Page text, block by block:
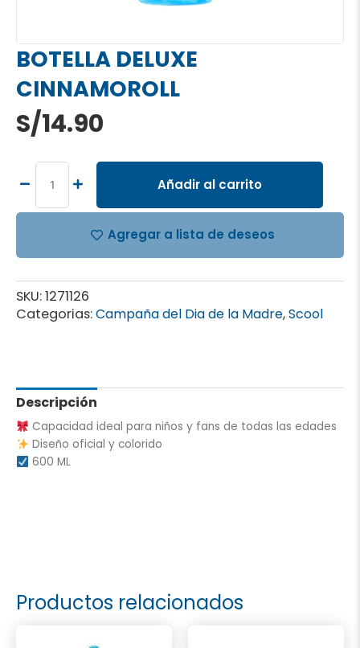
BOTELLA DELUXE
CINNAMOROLL
S/14.90
DELUXE
CINNAMOROLL
Añadir al carrito
Agregar a lista de deseos
SKU:1271126
Categorias:Campaña del Dia de la Madre,Scool
Descripción
Capacidad ideal para niños y fans de todas las edades
Diseño oficial y colorido
600 ML
Productos relacionados